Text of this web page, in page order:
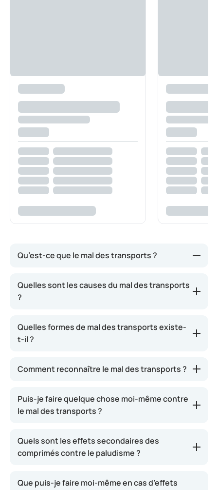
Qu’est-ce que le mal des transports ?
fois le mal de voiture, le mal de l’air et le mal de mer.
Les trois sont causés par le même phénomène : un
perturber sérieusement votre organe de l’équilibre.
Cela entraîne des nausées et des vomissements. La
disparaît dès que le voyage est terminé.
Quelles sont les causes du mal des transports
?
Quelles formes de mal des transports existe-
t-il ?
Comment reconnaître le mal des transports ?
Puis-je faire quelque chose moi-même contre
le mal des transports ?
Quels sont les effets secondaires des
comprimés contre le paludisme ?
Que puis-je faire moi-même en cas d’effets